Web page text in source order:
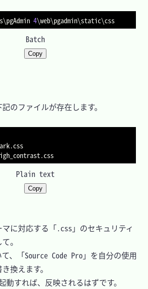
4\web\pgadmin\static\css
Batch
Copy
のファイルが存在します。
Plain text
Copy
に対応する「.css」のセキュリティ
。
、「Source Code Pro」を自分の使用
換えます。
動すれば、反映されるはずです。